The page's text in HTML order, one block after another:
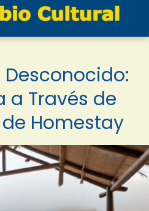
a Través de
Homestay